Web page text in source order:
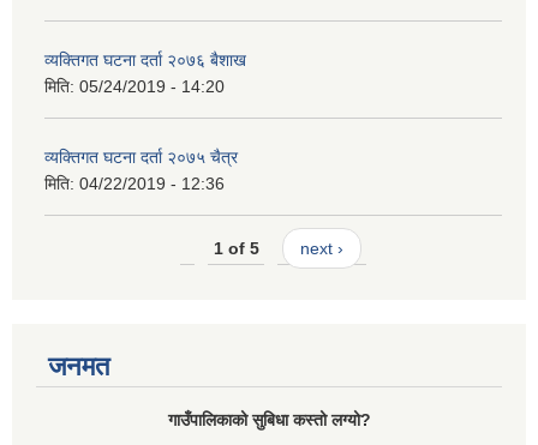
व्यक्तिगत घटना दर्ता २०७६ बैशाख
मिति: 05/24/2019 - 14:20
व्यक्तिगत घटना दर्ता २०७५ चैत्र
मिति: 04/22/2019 - 12:36
1 of 5 next ›
जनमत
गाउँपालिकाको सुबिधा कस्तो लग्यो?